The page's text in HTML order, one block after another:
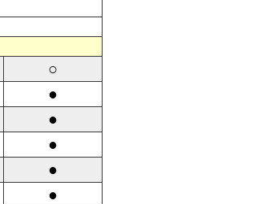
○
●
●
●
●
●